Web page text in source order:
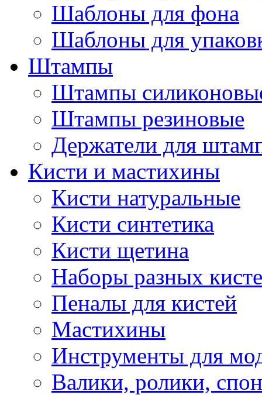
Шаблоны для фона
Шаблоны для
Штампы
Штампы
Штампы резиновые
Держатели для
Кисти и мастихины
Кисти натуральные
Кисти синтетика
Кисти щетина
Наборы разных
Пеналы для кистей
Мастихины
Инструменты для
Валики, ролики,